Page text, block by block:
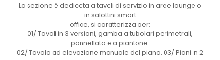
La sezione è dedicata a tavoli di servizio in aree lounge o
in salottini smart
office, si caratterizza per:
01/ Tavoli in 3 versioni, gamba a tubolari perimetrali,
pannellata e a piantone.
02/ Tavolo ad elevazione manuale del piano. 03/ Piani in 2